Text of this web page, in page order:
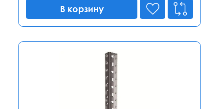
В корзину